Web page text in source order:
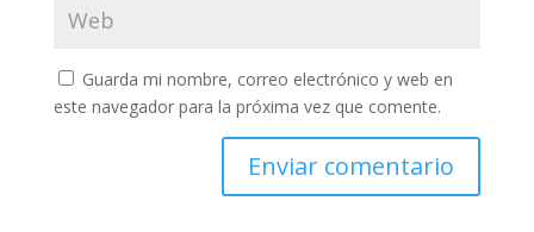
Guarda mi nombre, correo electrónico y web en
este navegador para la próxima vez que comente.